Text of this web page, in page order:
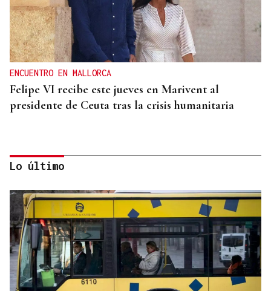
ENCUENTRO EN MALLORCA
Felipe VI recibe este jueves en Marivent al
presidente de Ceuta tras la crisis humanitaria
CRISIS HUMANITARIA
Lo último